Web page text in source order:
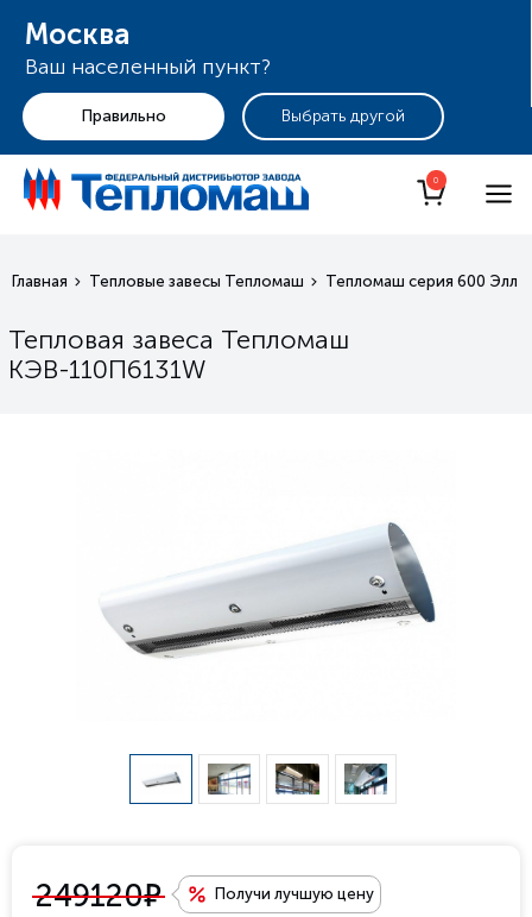
Москва
Ваш населенный пункт?
+7 (495) 255-19-29
0
Главная Тепловые завесы Тепломаш Тепломаш серия 600
Тепловая завеса Тепломаш
КЭВ-110П6131W
249120е Получи лучшую цену